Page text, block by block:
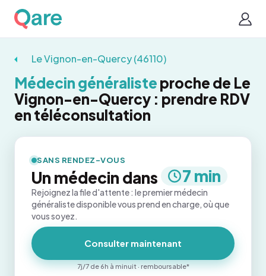
Le Vignon-en-Quercy (46110)
Médecin généraliste proche de Le
Vignon-en-Quercy : prendre RDV
en téléconsultation
SANS RENDEZ-VOUS
Un médecin dans 7 min
Rejoignez la file d'attente : le premier médecin
généraliste disponible vous prend en charge, où que
vous soyez.
Consulter maintenant
7j/7 de 6h à minuit · remboursable*